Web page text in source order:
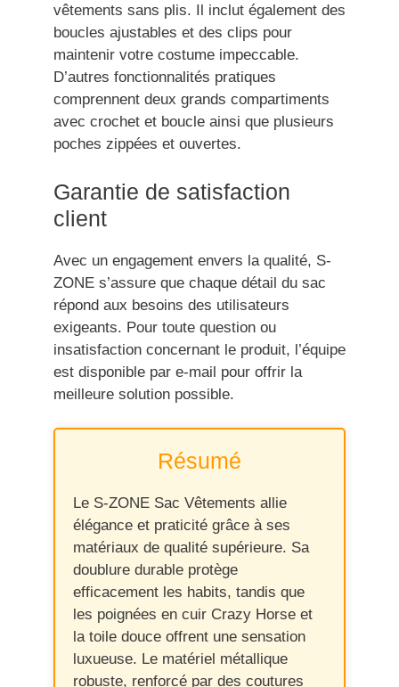
vêtements sans plis. Il inclut également des
boucles ajustables et des clips pour
maintenir votre costume impeccable.
D’autres fonctionnalités pratiques
comprennent deux grands compartiments
avec crochet et boucle ainsi que plusieurs
poches zippées et ouvertes.
Garantie de satisfaction
client
Avec un engagement envers la qualité, S-
ZONE s’assure que chaque détail du sac
répond aux besoins des utilisateurs
exigeants. Pour toute question ou
insatisfaction concernant le produit, l’équipe
est disponible par e-mail pour offrir la
meilleure solution possible.
Résumé
Le S-ZONE Sac Vêtements allie
élégance et praticité grâce à ses
matériaux de qualité supérieure. Sa
doublure durable protège
efficacement les habits, tandis que
les poignées en cuir Crazy Horse et
la toile douce offrent une sensation
luxueuse. Le matériel métallique
robuste, renforcé par des coutures